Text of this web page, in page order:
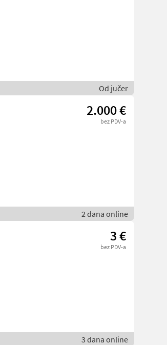
Od jučer
2.000 €
bez PDV-a
2 dana online
3 €
bez PDV-a
3 dana online